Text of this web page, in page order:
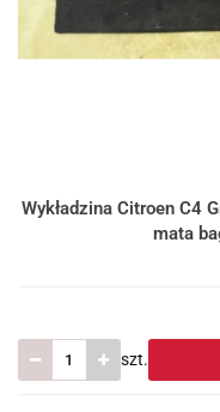
Wykładzina Citroen C4
mata
szt.